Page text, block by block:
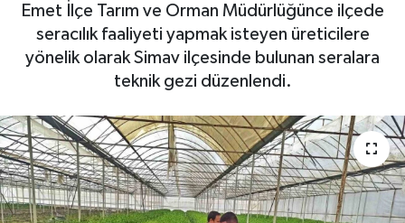
Emet İlçe Tarım ve Orman Müdürlüğünce ilçede
seracılık faaliyeti yapmak isteyen üreticilere
yönelik olarak Simav ilçesinde bulunan seralara
teknik gezi düzenlendi.
Son Dakika Haberleri
Haber Arşivi